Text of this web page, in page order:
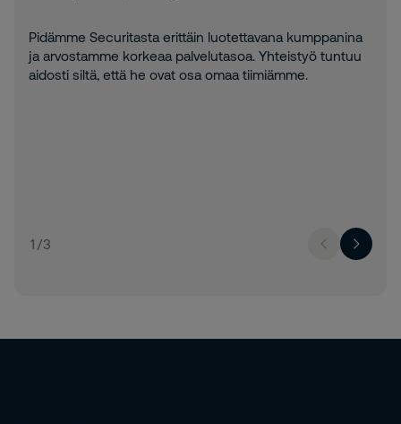
Pidämme Securitasta erittäin luotettavana kumppanina
ja arvostamme korkeaa palvelutasoa. Yhteistyö tuntuu
aidosti siltä, että he ovat osa omaa tiimiämme.
1 /3